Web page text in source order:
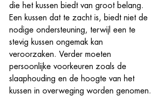
die het kussen biedt van groot belang.
Een kussen dat te zacht is, biedt niet de
nodige ondersteuning, terwijl een te
stevig kussen ongemak kan
veroorzaken. Verder moeten
persoonlijke voorkeuren zoals de
slaaphouding en de hoogte van het
kussen in overweging worden genomen.